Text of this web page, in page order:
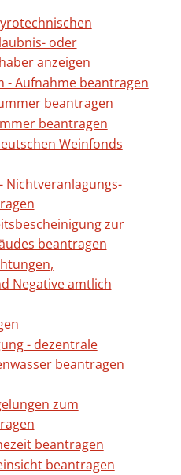
oder
anzeigen
- Aufnahme beantragen
beantragen
beantragen
Weinfonds
Nichtveranlagungs-
zur
beantragen
Negative amtlich
- dezentrale
beantragen
zum
beantragen
beantragen